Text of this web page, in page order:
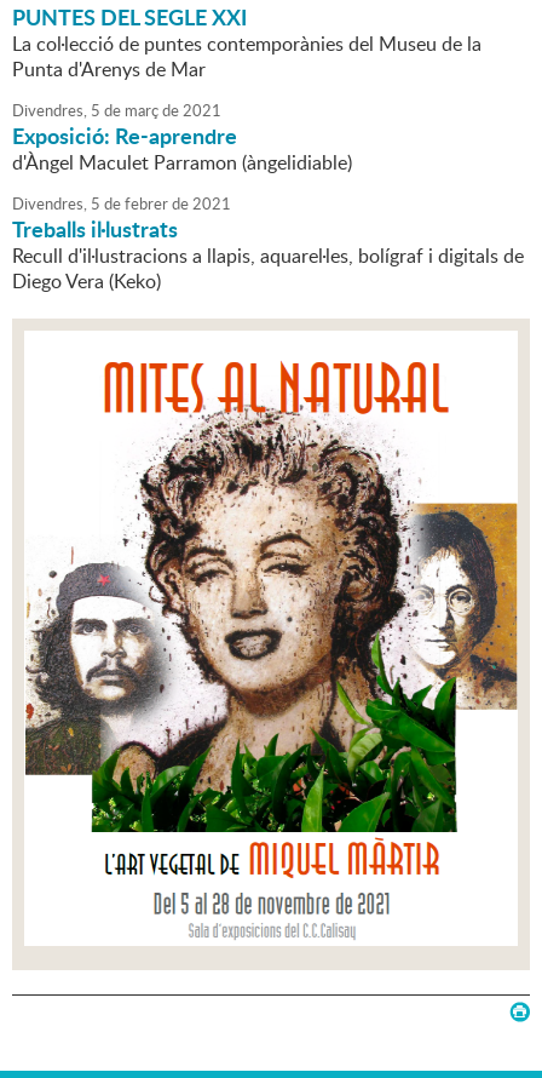
PUNTES DEL SEGLE XXI
La col·lecció de puntes contemporànies del Museu de la
Punta d'Arenys de Mar
Divendres, 5 de marçde2021
Exposició: Re-aprendre
d'Àngel Maculet Parramon (àngelidiable)
Divendres, 5 defebrerde2021
Treballs il·lustrats
Recull d'il·lustracions a llapis, aquarel·les, bolígraf i digitals de
Diego Vera (Keko)